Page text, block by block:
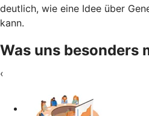
deutlich, wie eine Idee über
kann.
Was uns besonders
‹